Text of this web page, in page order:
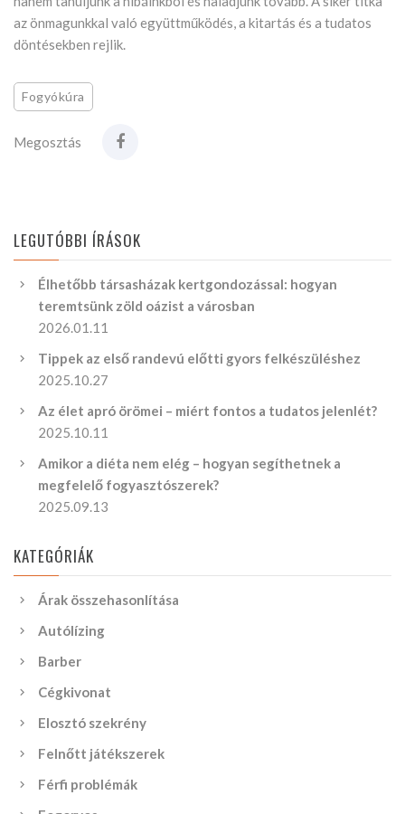
az önmagunkkal való együttműködés, a kitartás és a tudatos
döntésekben rejlik.
Fogyókúra
Megosztás
LEGUTÓBBI ÍRÁSOK
Élhetőbb társasházak kertgondozással: hogyan
teremtsünk zöld oázist a városban
2026.01.11
Tippek az első randevú előtti gyors felkészüléshez
2025.10.27
Az élet apró örömei – miért fontos a tudatos jelenlét?
2025.10.11
Amikor a diéta nem elég – hogyan segíthetnek a
megfelelő fogyasztószerek?
2025.09.13
KATEGÓRIÁK
Árak összehasonlítása
Autólízing
Barber
Cégkivonat
Elosztó szekrény
Felnőtt játékszerek
Férfi problémák